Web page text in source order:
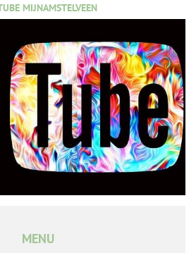
MIJNAMSTELVEEN
MENU